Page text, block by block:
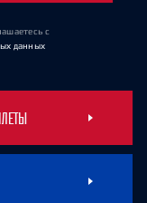
с
данных